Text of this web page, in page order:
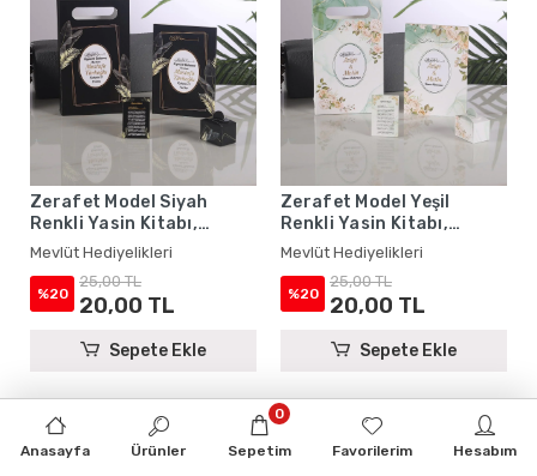
Zerafet Model Siyah
Renkli Yasin Kitabı,
Lokum Kutusu, Magnet ve
Karton Çanta - Mevlüt
Hediyelikleri
Mevlüt Hediyelikleri
%20
25,00 TL
20,00 TL
Sepete Ekle
Zerafet Model Yeşil
Renkli Yasin Kitabı,
Lokum Kutusu, Magnet ve
Karton Çanta - Mevlüt
Hediyelikleri
Mevlüt Hediyelikleri
%20
25,00 TL
20,00 TL
Sepete Ekle
Anasayfa Ürünler Sepetim
0
Favorilerim Hesabım